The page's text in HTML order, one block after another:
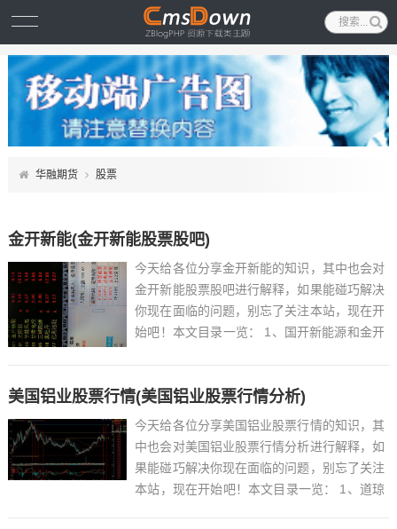
华融期货 股票
金开新能(金开新能股票股吧)
今天给各位分享金开新能的知识，其中也会对
金开新能股票股吧进行解释，如果能碰巧解决
你现在面临的问题，别忘了关注本站，现在开
始吧！本文目录一览： 1、国开新能源和金开
美国铝业股票行情(美国铝业股票行情分析)
今天给各位分享美国铝业股票行情的知识，其
中也会对美国铝业股票行情分析进行解释，如
果能碰巧解决你现在面临的问题，别忘了关注
本站，现在开始吧！本文目录一览： 1、道琼